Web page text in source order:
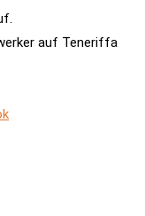
auf Teneriffa